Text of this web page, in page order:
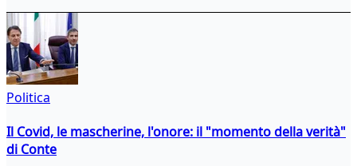
Politica
Il Covid, le mascherine, l'onore: il "momento della verità"
di Conte